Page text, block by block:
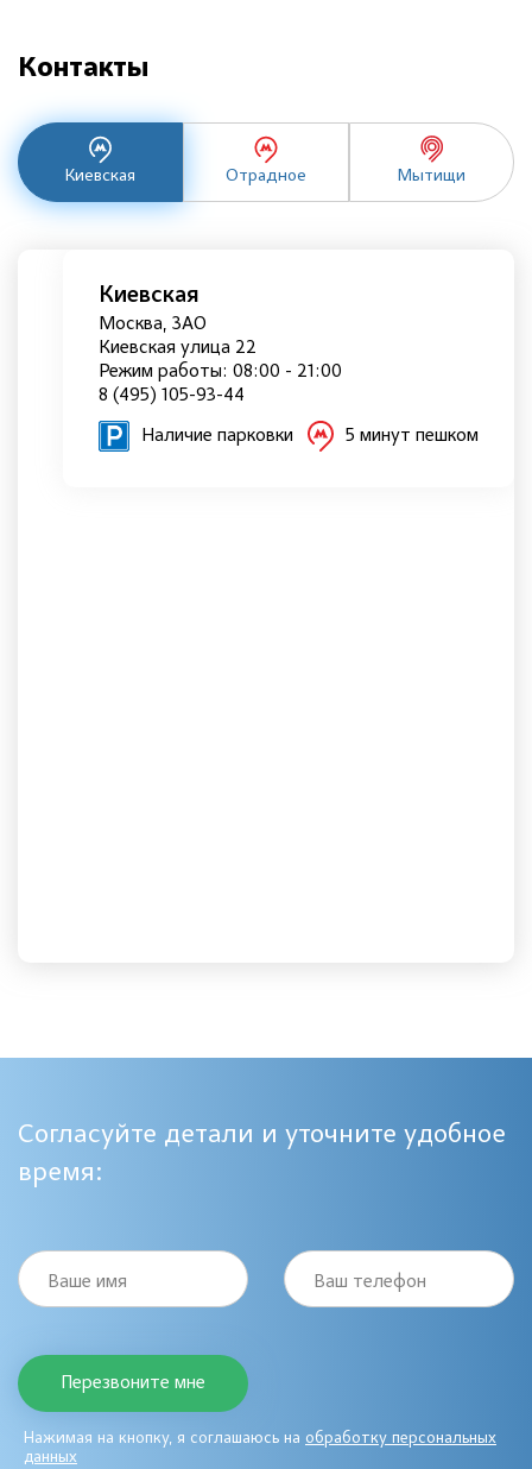
Контакты
Киевская Отрадное Мытищи
Киевская
Москва, ЗАО
Киевская улица 22
Режим работы: 08:00 - 21:00
8 (495) 105-93-44
Наличие парковки 5 минут пешком
Согласуйте детали и уточните удобное
время:
Ваше имя Ваш телефон
Нажимая на кнопку, я соглашаюсь на обработку персональных
данных